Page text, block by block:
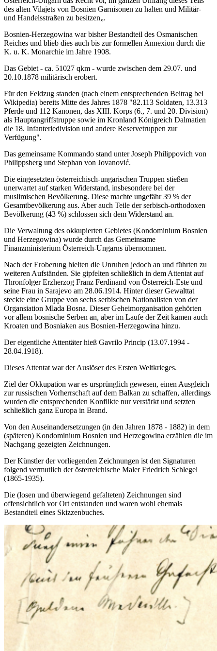
des alten Vilajets von Bosnien Garnisonen zu halten und Militär-
und Handelsstraßen zu besitzen„.
Bosnien-Herzegowina war bisher Bestandteil des Osmanischen
Reiches und blieb dies auch bis zur formellen Annexion durch die
K. u. K. Monarchie im Jahre 1908.
Das Gebiet - ca. 51027 qkm - wurde zwischen dem 29.07. und
20.10.1878 militärisch erobert.
Für den Feldzug standen (nach einem entsprechenden Beitrag bei
Wikipedia) bereits Mitte des Jahres 1878 "82.113 Soldaten, 13.313
Pferde und 112 Kanonen, das XIII. Korps (6., 7. und 20. Division)
als Hauptangriffstruppe sowie im Kronland Königreich Dalmatien
die 18. Infanteriedivision und andere Reservetruppen zur
Verfügung".
Das gemeinsame Kommando stand unter Joseph Philippovich von
Philippsberg und Stephan von Jovanović.
Die eingesetzten österreichisch-ungarischen Truppen stießen
unerwartet auf starken Widerstand, insbesondere bei der
muslimischen Bevölkerung. Diese machte ungefähr 39 % der
Gesamtbevölkerung aus. Aber auch Teile der serbisch-orthodoxen
Bevölkerung (43 %) schlossen sich dem Widerstand an.
Die Verwaltung des okkupierten Gebietes (Kondominium Bosnien
und Herzegowina) wurde durch das Gemeinsame
Finanzministerium Österreich-Ungarns übernommen.
Nach der Eroberung hielten die Unruhen jedoch an und führten zu
weiteren Aufständen. Sie gipfelten schließlich in dem Attentat auf
Thronfolger Erzherzog Franz Ferdinand von Österreich-Este und
seine Frau in Sarajevo am 28.06.1914. Hinter dieser Gewalttat
steckte eine Gruppe von sechs serbischen Nationalisten von der
Organsiation Mlada Bosna. Dieser Geheimorganisation gehörten
vor allem bosnische Serben an, aber im Laufe der Zeit kamen auch
Kroaten und Bosniaken aus Bosnien-Herzegowina hinzu.
Der eigentliche Attentäter hieß Gavrilo Princip (13.07.1994 -
28.04.1918).
Dieses Attentat war der Auslöser des Ersten Weltkrieges.
Ziel der Okkupation war es ursprünglich gewesen, einen Ausgleich
zur russischen Vorherrschaft auf dem Balkan zu schaffen, allerdings
wurden die entsprechenden Konflikte nur verstärkt und setzten
schließlich ganz Europa in Brand.
Von den Auseinandersetzungen (in den Jahren 1878 - 1882) in dem
(späteren) Kondominium Bosnien und Herzegowina erzählen die im
Nachgang gezeigten Zeichnungen.
Der Künstler der vorliegenden Zeichnungen ist den Signaturen
folgend vermutlich der österreichische Maler Friedrich Schlegel
(1865-1935).
Die (losen und überwiegend gefalteten) Zeichnungen sind
offensichtlich vor Ort entstanden und waren wohl ehemals
Bestandteil eines Skizzenbuches.